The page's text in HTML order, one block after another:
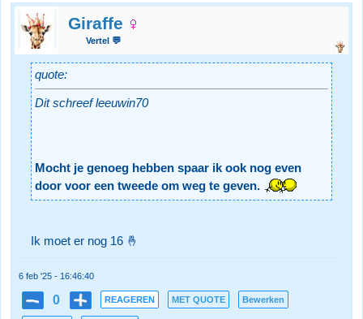
Giraffe
Vertel 💬
quote:
Dit schreef leeuwin70
Mocht je genoeg hebben spaar ik ook nog even
door voor een tweede om weg te geven.
Ik moet er nog 16 🤞
6 feb '25 - 16:46:40
0 REAGEREN MET QUOTE Bewerken